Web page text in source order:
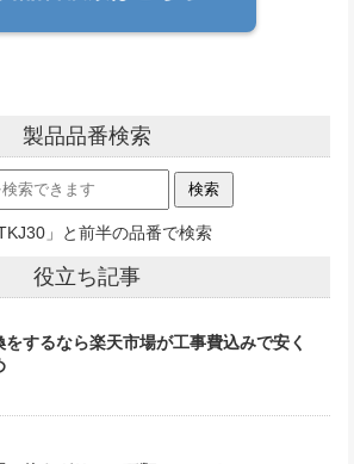
製品品番検索
」と前半の品番で検索
役立ち記事
をするなら楽天市場が工事費込みで安く